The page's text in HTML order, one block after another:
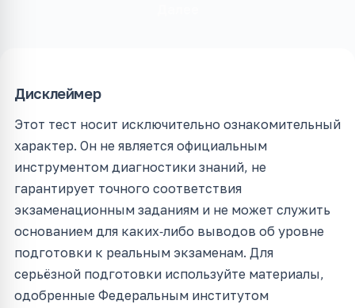
Дисклеймер
Этот тест носит исключительно ознакомительный
характер. Он не является официальным
инструментом диагностики знаний, не
гарантирует точного соответствия
экзаменационным заданиям и не может служить
основанием для каких‑либо выводов об уровне
подготовки к реальным экзаменам. Для
серьёзной подготовки используйте материалы,
одобренные Федеральным институтом